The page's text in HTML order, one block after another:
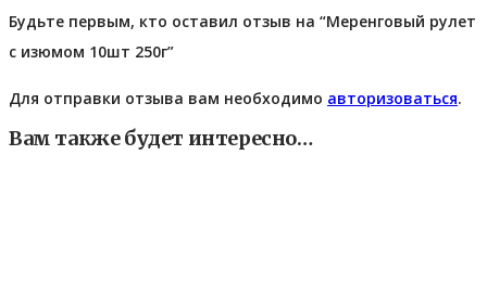
Будьте первым, кто оставил отзыв на “Меренговый рулет
с изюмом 10шт 250г”
Для отправки отзыва вам необходимо авторизоваться.
Вам также будет интересно…